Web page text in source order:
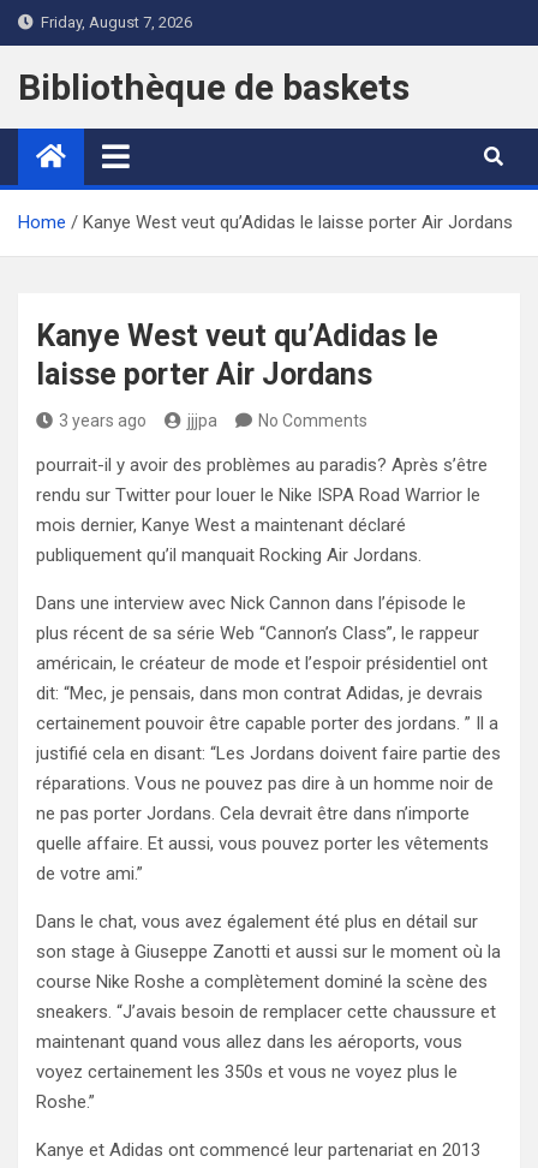
Skip
to
content
Friday, August 7, 2026
Bibliothèque de baskets
Home Kanye West veut qu’Adidas le laisse porter Air Jordans
Kanye West veut qu’Adidas le
laisse porter Air Jordans
3 years ago jjjpa No Comments
pourrait-il y avoir des problèmes au paradis? Après s’être
rendu sur Twitter pour louer le Nike ISPA Road Warrior le
mois dernier, Kanye West a maintenant déclaré
publiquement qu’il manquait Rocking Air Jordans.
Dans une interview avec Nick Cannon dans l’épisode le
plus récent de sa série Web “Cannon’s Class”, le rappeur
américain, le créateur de mode et l’espoir présidentiel ont
dit: “Mec, je pensais, dans mon contrat Adidas, je devrais
certainement pouvoir être capable porter des jordans. ” Il a
justifié cela en disant: “Les Jordans doivent faire partie des
réparations. Vous ne pouvez pas dire à un homme noir de
ne pas porter Jordans. Cela devrait être dans n’importe
quelle affaire. Et aussi, vous pouvez porter les vêtements
de votre ami.”
Dans le chat, vous avez également été plus en détail sur
son stage à Giuseppe Zanotti et aussi sur le moment où la
course Nike Roshe a complètement dominé la scène des
sneakers. “J’avais besoin de remplacer cette chaussure et
maintenant quand vous allez dans les aéroports, vous
voyez certainement les 350s et vous ne voyez plus le
Roshe.”
Kanye et Adidas ont commencé leur partenariat en 2013